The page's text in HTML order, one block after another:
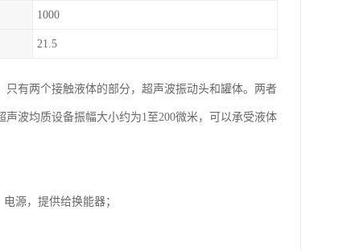
1000
21.5
有两个接触液体的部分，超声波振动头和罐体。两者
波均质设备振幅大小约为1至200微米，可以承受液体
源，提供给换能器；